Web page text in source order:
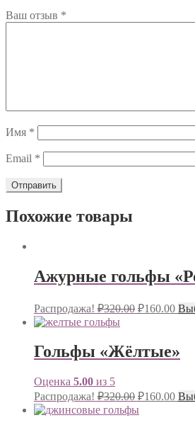
Ваш отзыв *
Имя *
Email *
Похожие товары
Ажурные гольфы
Распродажа! ₽320.00 ₽160.00
Гольфы «Жёлтые»
Оценка 5.00 из 5
Распродажа! ₽320.00 ₽160.00